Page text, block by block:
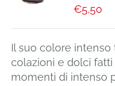
€5,50
Il suo colore intenso
colazioni e dolci fatti
momenti di intenso